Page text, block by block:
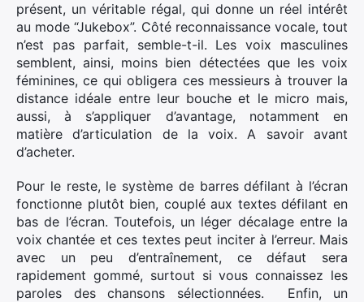
présent, un véritable régal, qui donne un réel intérêt
au mode “Jukebox”. Côté reconnaissance vocale, tout
n’est pas parfait, semble-t-il. Les voix masculines
semblent, ainsi, moins bien détectées que les voix
féminines, ce qui obligera ces messieurs à trouver la
distance idéale entre leur bouche et le micro mais,
aussi, à s’appliquer d’avantage, notamment en
matière d’articulation de la voix. A savoir avant
d’acheter.
Pour le reste, le système de barres défilant à l’écran
fonctionne plutôt bien, couplé aux textes défilant en
bas de l’écran. Toutefois, un léger décalage entre la
voix chantée et ces textes peut inciter à l’erreur. Mais
avec un peu d’entraînement, ce défaut sera
rapidement gommé, surtout si vous connaissez les
paroles des chansons sélectionnées. Enfin, un
Rechercher
: